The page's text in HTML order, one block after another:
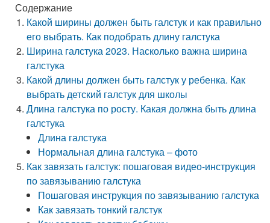
Содержание
Какой ширины должен быть галстук и как правильно
его выбрать. Как подобрать длину галстука
Ширина галстука 2023. Насколько важна ширина
галстука
Какой длины должен быть галстук у ребенка. Как
выбрать детский галстук для школы
Длина галстука по росту. Какая должна быть длина
галстука
Длина галстука
Нормальная длина галстука – фото
Как завязать галстук: пошаговая видео-инструкция
по завязыванию галстука
Пошаговая инструкция по завязыванию галстука
Как завязать тонкий галстук